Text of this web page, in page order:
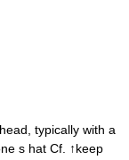
typically with a
s hat Cf. ↑keep